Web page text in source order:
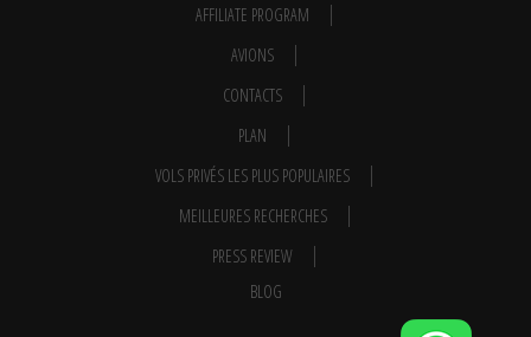
AFFILIATE PROGRAM
AVIONS
CONTACTS
PLAN
VOLS PRIVÉS LES PLUS POPULAIRES
MEILLEURES RECHERCHES
PRESS REVIEW
BLOG